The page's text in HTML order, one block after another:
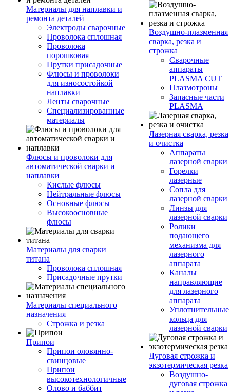
Материалы для наплавки и
ремонта деталей
Электроды сварочные
Проволока сплошная
Проволока
порошковая
Прутки присадочные
Флюсы и проволоки
для износостойкой
наплавки
Ленты сварочные
Специализированные
материалы
Флюсы и проволоки для
автоматической сварки и
наплавки
Кислые флюсы
Нейтральные флюсы
Основные флюсы
Высокоосновные
флюсы
Материалы для сварки
титана
Проволока сплошная
Присадочные прутки
Материалы специального
назначения
Строжка и резка
Припои
Припои оловянно-
свинцовые
Припои
высокотехнологичные
Олово и баббит
Воздушно-плазменная
сварка, резка и
строжка
Сварочные
аппараты
PLASMA CUT
Плазмотроны
Запасные части
PLASMA
Лазерная сварка, резка
и очистка
Аппараты
лазерной сварки
Горелки
лазерные
Сопла для
лазерной сварки
Линзы для
лазерной сварки
Ролики
подающего
механизма для
лазерного
аппарата
Каналы
направляющие
для лазерного
аппарата
Уплотнительные
кольца для
лазерной сварки
Дуговая строжка и
экзотермическая резка
Воздушно-
дуговая строжка